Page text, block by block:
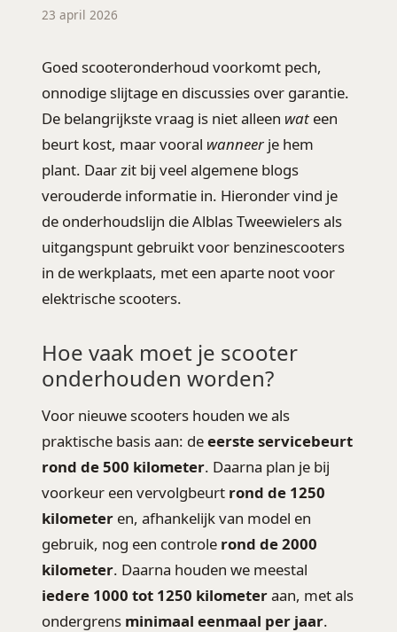
23 april 2026
Goed scooteronderhoud voorkomt pech,
onnodige slijtage en discussies over garantie.
De belangrijkste vraag is niet alleen wateen
beurt kost, maar vooral wanneerje hem
plant. Daar zit bij veel algemene blogs
verouderde informatie in. Hieronder vind je
de onderhoudslijn die Alblas Tweewielers als
uitgangspunt gebruikt voor benzinescooters
in de werkplaats, met een aparte noot voor
elektrische scooters.
Hoe vaak moet je scooter
onderhouden worden?
Voor nieuwe scooters houden we als
praktische basis aan: deeerste servicebeurt
rond de 500 kilometer. Daarna plan je bij
voorkeur een vervolgbeurt rond de 1250
kilometeren, afhankelijk van model en
gebruik, nog een controle rond de 2000
kilometer. Daarna houden we meestal
iedere 1000 tot 1250 kilometeraan, met als
ondergrens minimaal eenmaal per jaar.